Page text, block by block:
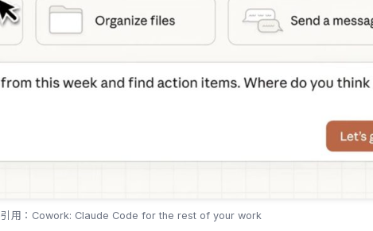
引用：Cowork: Claude Code for the rest of your work